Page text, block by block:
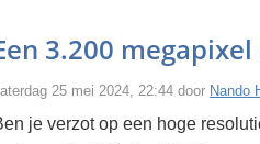
3.200
25 mei 2024, 22:44 door Nando
je verzot op een hoge